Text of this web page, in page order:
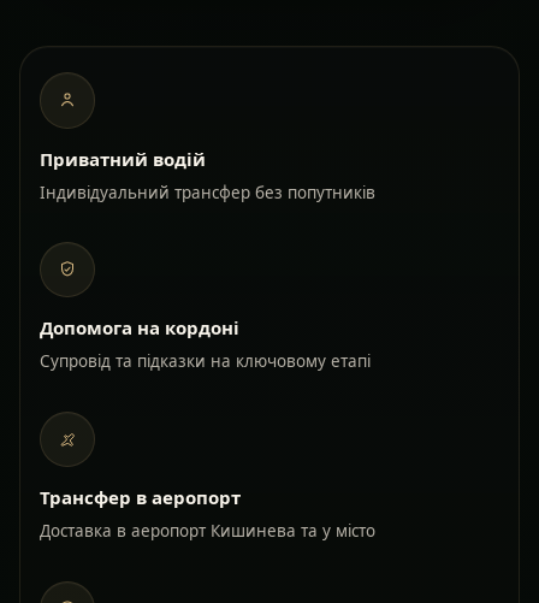
Приватний водій
Індивідуальний трансфер без попутників
Допомога на кордоні
Супровід та підказки на ключовому етапі
Трансфер в аеропорт
Доставка в аеропорт Кишинева та у місто